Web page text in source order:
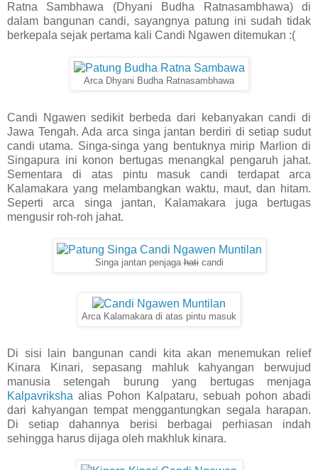
Ratna Sambhawa (Dhyani Budha Ratnasambhawa)
di
dalam bangunan candi, sayangnya patung ini sudah tidak
berkepala sejak pertama kali Candi Ngawen ditemukan :(
Arca Dhyani Budha Ratnasambhawa
Candi Ngawen sedikit berbeda dari kebanyakan candi di
Jawa Tengah. Ada arca singa jantan berdiri di setiap sudut
candi utama. Singa-singa yang bentuknya mirip Marlion di
Singapura ini konon bertugas menangkal pengaruh jahat.
Sementara di atas pintu masuk candi terdapat arca
Kalamakara yang melambangkan waktu, maut, dan hitam.
Seperti arca singa jantan, Kalamakara juga bertugas
mengusir roh-roh jahat.
Singa jantan penjagahaticandi
Arca Kalamakara di atas pintu masuk
Di sisi lain bangunan candi kita akan menemukan relief
Kinara Kinari, sepasang mahluk kahyangan berwujud
manusia setengah burung yang bertugas menjaga
Kalpavriksha alias Pohon Kalpataru, sebuah pohon abadi
dari kahyangan tempat menggantungkan segala harapan.
Di setiap dahannya berisi berbagai perhiasan indah
sehingga harus dijaga oleh makhluk kinara.